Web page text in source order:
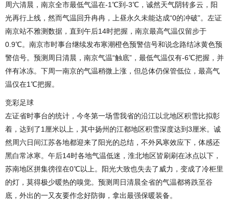
周六清晨，南京全市最低气温在-1℃到-3℃，诚然天气阴转多云，阳
光再行上线，然而气温回升冉冉，上昼永久未能达成“0的冲破”。左证
南京站不雅测数据，直到午后14时把握，南京最高气温仅留步于
0.9℃。南京市时事台继续发布寒潮橙色预警信号和说念路结冰黄色预
警信号。预测周日清晨，南京气温“触底”，最低气温仅有-6℃把握，并
伴有冰冻。下周一南京的气温稍微上涨，但总体仍保管低位，最高气
温仅在1℃把握。
竞彩足球
左证省时事台的统计，今冬第一场雪我省的沿江以北地区积雪比拟彰
着，达到了1厘米以上，其中扬州的江都地区积雪深度达到3厘米。诚
然周六日间江苏各地都迎来了阳光的总结，不外风寒效应下，体感还
黑白常冰寒。午后14时各地气温低迷，淮北地区皆刷刷在冰点以下，
苏南地区拼集徬徨在0℃以上。阳光大致也失去了威力，变成了冷柜里
的灯，莫得极少暖热的嗅觉。预测周日清晨全省的气温都将跌至谷
底，外出的一又友要作念好防御，拿出最强保暖装备。